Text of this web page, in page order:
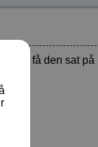
at få den sat på